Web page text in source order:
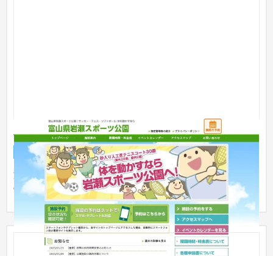
岩瀬スポーツ公園
サービスサイト スポーツ・アウトドア
施設予約システムは、CMSの改造では対応できない案件だった
のでスクラッチで開発。